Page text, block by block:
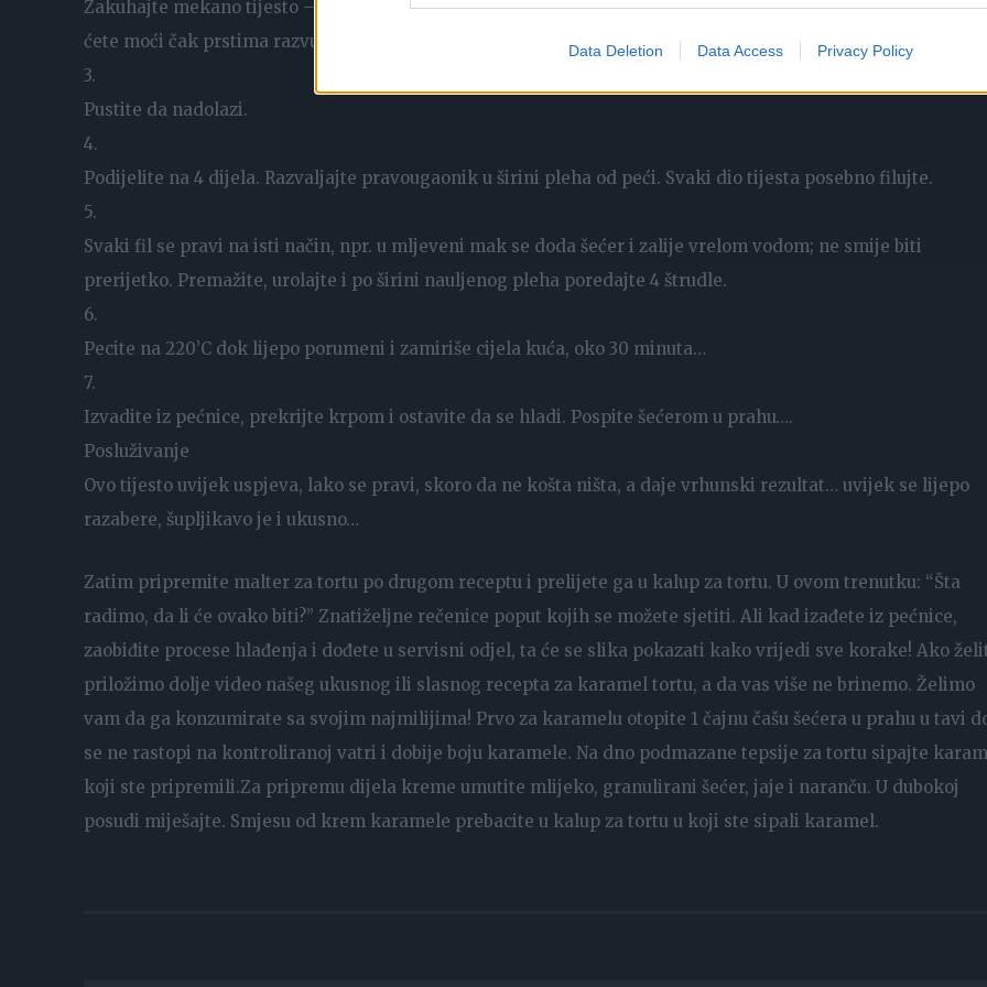
Data Deletion Data Access Privacy Policy
Zakuhajte mekano tijesto – ne brinite, kako bude nadolazilo, dobiće posebnu, podatnu strukturu tijesta,
ćete moći čak prstima razvući.
3.
Pustite da nadolazi.
4.
Podijelite na 4 dijela. Razvaljajte pravougaonik u širini pleha od peći. Svaki dio tijesta posebno filujte.
5.
Svaki fil se pravi na isti način, npr. u mljeveni mak se doda šećer i zalije vrelom vodom; ne smije biti
prerijetko. Premažite, urolajte i po širini nauljenog pleha poredajte 4 štrudle.
6.
Pecite na 220’C dok lijepo porumeni i zamiriše cijela kuća, oko 30 minuta…
7.
Izvadite iz pećnice, prekrijte krpom i ostavite da se hladi. Pospite šećerom u prahu….
Posluživanje
Ovo tijesto uvijek uspjeva, lako se pravi, skoro da ne košta ništa, a daje vrhunski rezultat… uvijek se lijepo
razabere, šupljikavo je i ukusno…
Zatim pripremite malter za tortu po drugom receptu i prelijete ga u kalup za tortu. U ovom trenutku: “Šta
radimo, da li će ovako biti?” Znatiželjne rečenice poput kojih se možete sjetiti. Ali kad izađete iz pećnice,
zaobiđite procese hlađenja i dođete u servisni odjel, ta će se slika pokazati kako vrijedi sve korake! Ako
priložimo dolje video našeg ukusnog ili slasnog recepta za karamel tortu, a da vas više ne brinemo. Želimo
vam da ga konzumirate sa svojim najmilijima! Prvo za karamelu otopite 1 čajnu čašu šećera u prahu u tavi
se ne rastopi na kontroliranoj vatri i dobije boju karamele. Na dno podmazane tepsije za tortu sipajte
koji ste pripremili.Za pripremu dijela kreme umutite mlijeko, granulirani šećer, jaje i naranču. U dubokoj
posudi miješajte. Smjesu od krem ​​karamele prebacite u kalup za tortu u koji ste sipali karamel.